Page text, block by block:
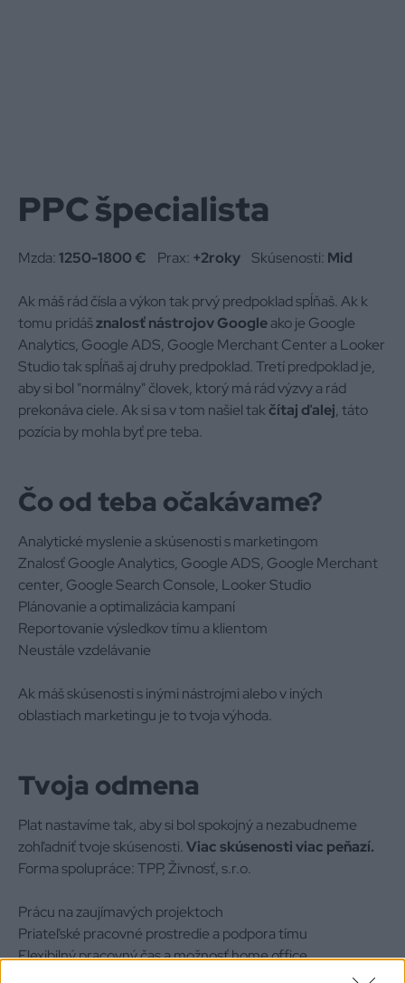
PPC špecialista
Mzda:1250-1800 € Prax: +2roky Skúsenosti: Mid
Ak máš rád čísla a výkon tak prvý predpoklad spĺňaš. Ak k
tomu pridášznalosť nástrojov Googleako je Google
Analytics, Google ADS, Google Merchant Center a Looker
Studio tak spĺňaš aj druhy predpoklad. Tretí predpoklad je,
aby si bol "normálny" človek, ktorý má rád výzvy a rád
prekonáva ciele. Ak si sa v tom našiel takčítaj ďalej, táto
pozícia by mohla byť pre teba.
Čo od teba očakávame?
Analytické myslenie a skúsenosti s marketingom
Znalosť Google Analytics, Google ADS, Google Merchant
center, Google Search Console, Looker Studio
Plánovanie a optimalizácia kampaní
Reportovanie výsledkov tímu a klientom
Neustále vzdelávanie
Ak máš skúsenosti s inými nástrojmi alebo v iných
oblastiach marketingu je to tvoja výhoda.
Tvoja odmena
Plat nastavíme tak, aby si bol spokojný a nezabudneme
zohľadniť tvoje skúsenosti.Viac skúsenosti viac peňazí.
Forma spolupráce: TPP, Živnosť, s.r.o.
Prácu na zaujímavých projektoch
Priateľské pracovné prostredie a podpora tímu
Flexibilný pracovný čas a možnosť home office